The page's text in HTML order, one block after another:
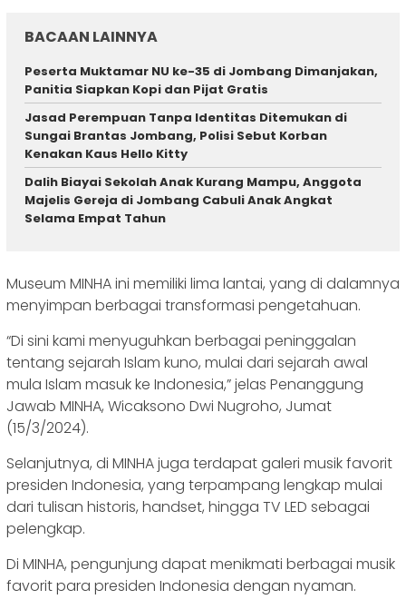
BACAAN LAINNYA
Peserta Muktamar NU ke-35 di Jombang Dimanjakan,
Panitia Siapkan Kopi dan Pijat Gratis
Jasad Perempuan Tanpa Identitas Ditemukan di
Sungai Brantas Jombang, Polisi Sebut Korban
Kenakan Kaus Hello Kitty
Dalih Biayai Sekolah Anak Kurang Mampu, Anggota
Majelis Gereja di Jombang Cabuli Anak Angkat
Selama Empat Tahun
Museum MINHA ini memiliki lima lantai, yang di dalamnya
menyimpan berbagai transformasi pengetahuan.
“Di sini kami menyuguhkan berbagai peninggalan
tentang sejarah Islam kuno, mulai dari sejarah awal
mula Islam masuk ke Indonesia,” jelas Penanggung
Jawab MINHA, Wicaksono Dwi Nugroho, Jumat
(15/3/2024).
Selanjutnya, di MINHA juga terdapat galeri musik favorit
presiden Indonesia, yang terpampang lengkap mulai
dari tulisan historis, handset, hingga TV LED sebagai
pelengkap.
Di MINHA, pengunjung dapat menikmati berbagai musik
favorit para presiden Indonesia dengan nyaman.